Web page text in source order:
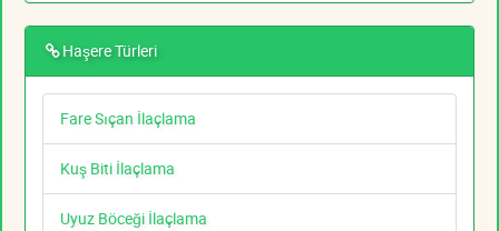
Haşere Türleri
Fare Sıçan İlaçlama
Kuş Biti İlaçlama
Uyuz Böceği İlaçlama